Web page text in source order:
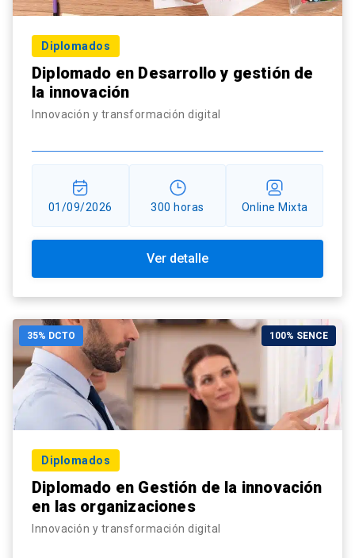
Diplomados
Diplomado en Desarrollo y gestión de
la innovación
Innovación y transformación digital
01/09/2026 300 horas Online Mixta
Ver detalle
35% DCTO 100% SENCE
Diplomados
Diplomado en Gestión de la innovación
en las organizaciones
Innovación y transformación digital